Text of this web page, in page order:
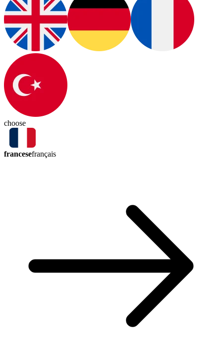
choose
francesefrançais